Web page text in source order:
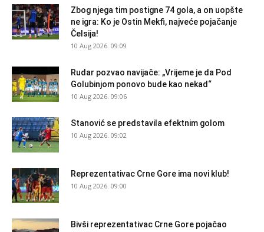
Zbog njega tim postigne 74 gola, a on uopšte
ne igra: Ko je Ostin Mekfi, najveće pojačanje
Čelsija!
10 Aug 2026. 09:09
Rudar pozvao navijače: „Vrijeme je da Pod
Golubinjom ponovo bude kao nekad“
10 Aug 2026. 09:06
Stanović se predstavila efektnim golom
10 Aug 2026. 09:02
Reprezentativac Crne Gore ima novi klub!
10 Aug 2026. 09:00
Bivši reprezentativac Crne Gore pojačao